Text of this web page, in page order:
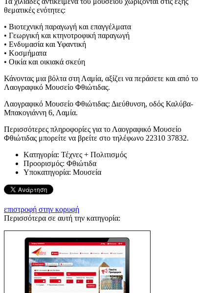
θεματικές ενότητες:
• Βιοτεχνική παραγωγή και επαγγέλματα
• Γεωργική και κτηνοτροφική παραγωγή
• Ενδυμασία και Υφαντική
• Κοσμήματα
• Οικία και οικιακά σκεύη
Κάνοντας μια βόλτα στη Λαμία, αξίζει να περάσετε και από το
Λαογραφικό Μουσείο Φθιώτιδας.
Λαογραφικό Μουσείο Φθιώτιδας: Διεύθυνση, οδός Καλύβα-
Μπακογιάννη 6, Λαμία.
Περισσότερες πληροφορίες για το Λαογραφικό Μουσείο
Φθιώτιδας μπορείτε να βρείτε στο τηλέφωνο 22310 37832.
Kατηγορία: Τέχνες + Πολιτισμός
Προορισμός: Φθιώτιδα
Υποκατηγορία: Μουσεία
επιστροφή στην κορυφή
Περισσότερα σε αυτή την κατηγορία: